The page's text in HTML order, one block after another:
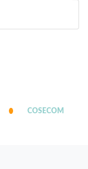
COSECOM